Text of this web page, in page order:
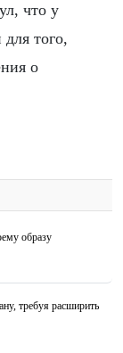
что у
того,
о
образу
требуя расширить